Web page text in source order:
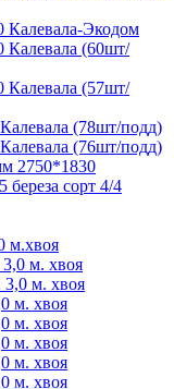
Экодом
(60шт/
(57шт/
(78шт/подд)
(76шт/подд)
2750*1830
сорт 4/4
м.хвоя
м. хвоя
м. хвоя
м. хвоя
м. хвоя
м. хвоя
м. хвоя
м. хвоя